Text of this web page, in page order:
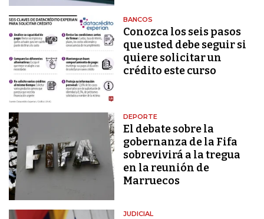
BANCOS
Conozca los seis pasos
que usted debe seguir si
quiere solicitar un
crédito este curso
DEPORTE
El debate sobre la
gobernanza de la Fifa
sobrevivirá a la tregua
en la reunión de
Marruecos
JUDICIAL